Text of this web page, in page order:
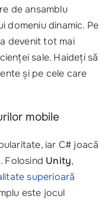
de ansamblu
domeniu dinamic. Pe
devenit tot mai
sale. Haideți să
și pe cele care
mobile
iar C# joacă
Folosind Unity,
superioară
este jocul